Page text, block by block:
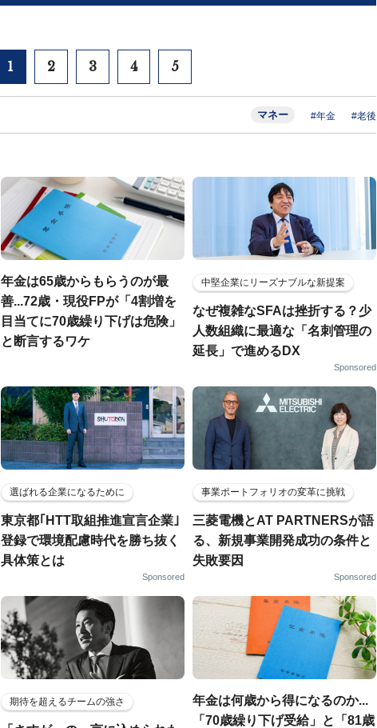
1 2 3 4 5
マネー #年金 #老後
年金は65歳からもらうのが最
善...72歳・現役FPが「4割増を
目当てに70歳繰り下げは危険」
と断言するワケ
中堅企業にリーズナブルな新提案
なぜ複雑なSFAは挫折する？少
人数組織に最適な「名刺管理の
延長」で進めるDX
Sponsored
選ばれる企業になるために
東京都｢HTT取組推進宣言企業｣
登録で環境配慮時代を勝ち抜く
具体策とは
Sponsored
事業ポートフォリオの変革に挑戦
三菱電機とAT PARTNERSが語
る、新規事業開発成功の条件と
失敗要因
Sponsored
期待を超えるチームの強さ
年金は何歳から得になるのか...
「70歳繰り下げ受給」と「81歳